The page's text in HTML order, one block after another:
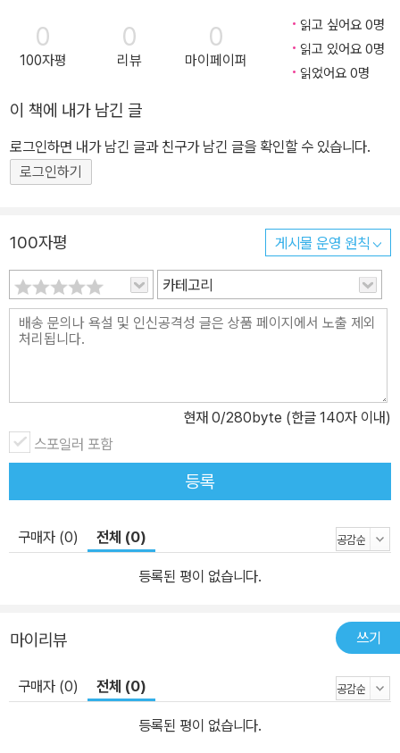
0
100자평
0
리뷰
0
마이페이퍼
읽고 싶어요 0명
읽고 있어요 0명
읽었어요 0명
이 책에 내가 남긴 글
로그인하면 내가 남긴 글과 친구가 남긴 글을 확인할 수 있습니다.
로그인하기
100자평 게시물 운영 원칙
카테고리
현재 0/280byte (한글 140자 이내)
스포일러 포함
등록
구매자 (0) 전체 (0)
등록된 평이 없습니다.
마이리뷰 쓰기
구매자 (0) 전체 (0)
등록된 평이 없습니다.